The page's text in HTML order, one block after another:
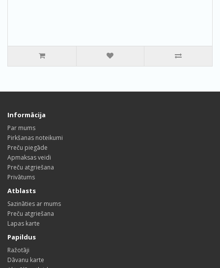
Informācija
Par mums
Pirkšanas noteikumi
Preču piegāde
Apmaksas veidi
Preču atgriešana
Privātums
Atblasts
Sazināties ar mums
Preču atgriešana
Lapas karte
Papildus
Ražotāji
Dāvanu karte